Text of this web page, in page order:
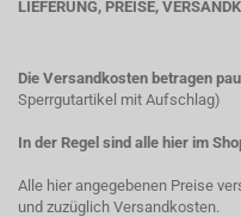
LIEFERUNG, PREISE,
Die Versandkosten betragen
Sperrgutartikel mit Aufschlag)
In der Regel sind alle hier im
Alle hier angegebenen Preise
und zuzüglich Versandkosten.